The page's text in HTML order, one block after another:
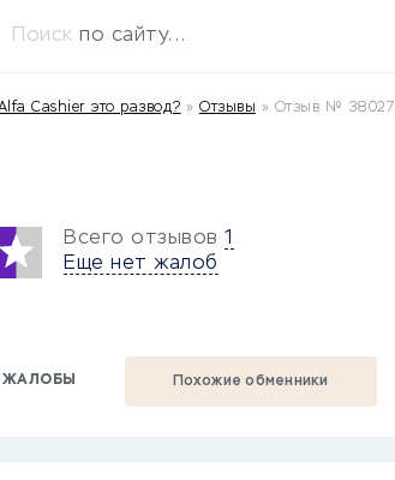
Поиск по сайту...
Cashier это развод? » Отзывы » Отзыв № 38027
Всего отзывов 1
Еще нет жалоб
ЖАЛОБЫ Похожие обменники